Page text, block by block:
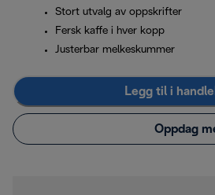
Stort utvalg av oppskrifter
Fersk kaffe i hver kopp
Justerbar melkeskummer
Legg til i
Oppdag